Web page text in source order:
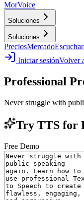
MorVoice
Soluciones
Soluciones
PreciosMercado
Iniciar sesiónVolver
Professional
Never struggle with
Try TTS for
Free Demo